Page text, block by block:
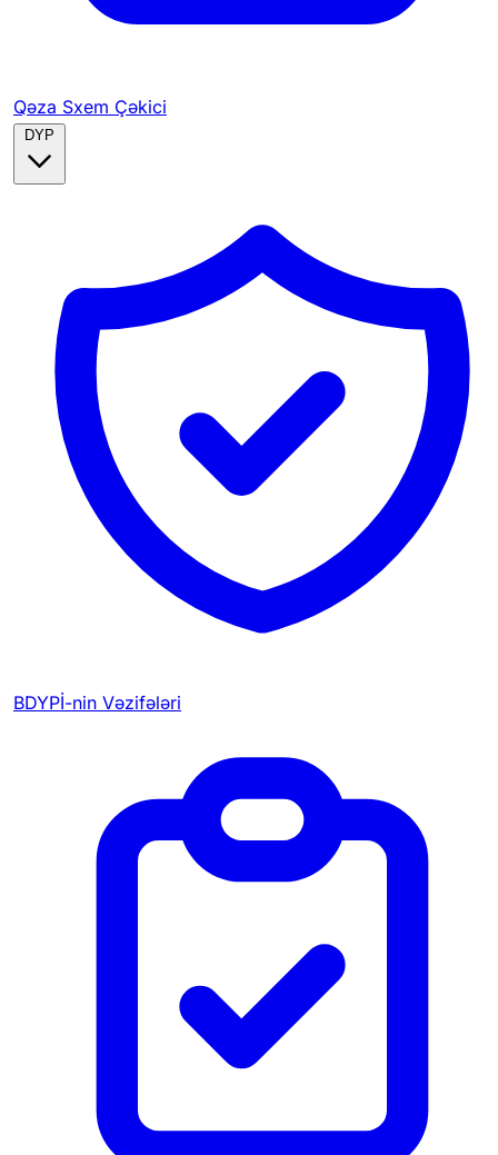
Qəza Sxem Çəkici
DYP
BDYPİ-nin Vəzifələri